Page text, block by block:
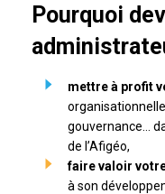
Pourquoi
mettre à profit
gouvernance…
de l’Afigéo,
faire valoir
à son